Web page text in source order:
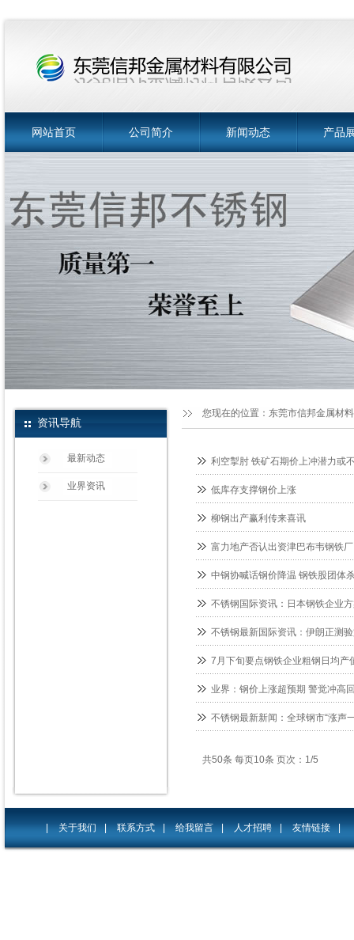
网站首页 公司简介 新闻动态 产品
利空掣肘 铁矿石期价上冲潜力或
低库存支撑钢价上涨
柳钢出产赢利传来喜讯
富力地产否认出资津巴布韦钢铁厂
中钢协喊话钢价降温 钢铁股团体
不锈钢国际资讯：日本钢铁企业
不锈钢最新国际资讯：伊朗正测
7月下旬要点钢铁企业粗钢日均产
业界：钢价上涨超预期 警觉冲高
不锈钢最新新闻：全球钢市“涨声
共50条 每页10条 页次：1/5
您现在的位置： 东莞市信邦金属材
资讯导航
最新动态
业界资讯
| 关于我们 | 联系方式 | 给我留言 | 人才招聘 | 友情链接 |